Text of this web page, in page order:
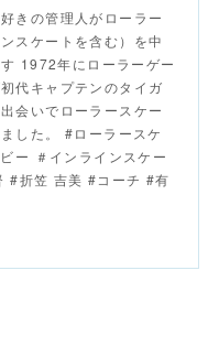
きの管理人がローラー
スケートを含む）を中
1972年にローラーゲー
代キャプテンのタイガ
会いでローラースケー
した。 #ローラースケ
ー ＃インラインスケー
#折笠 吉美 #コーチ #有